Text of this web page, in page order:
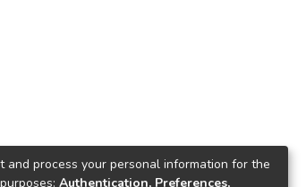
and process your personal information for the
Authentication, Preferences,